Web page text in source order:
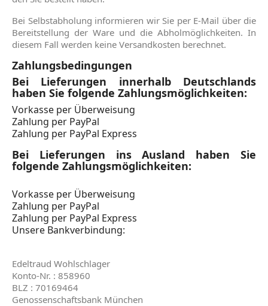
Bei Selbstabholung informieren wir Sie per E-Mail über die
Bereitstellung der Ware und die Abholmöglichkeiten. In
diesem Fall werden keine Versandkosten berechnet.
Zahlungsbedingungen
Bei Lieferungen innerhalb Deutschlands
haben Sie folgende Zahlungsmöglichkeiten:
Vorkasse per Überweisung
Zahlung per PayPal
Zahlung per PayPal Express
Bei Lieferungen ins Ausland haben Sie
folgende Zahlungsmöglichkeiten:
Vorkasse per Überweisung
Zahlung per PayPal
Zahlung per PayPal Express
Unsere Bankverbindung:
Edeltraud Wohlschlager
Konto-Nr. : 858960
BLZ : 70169464
Genossenschaftsbank München